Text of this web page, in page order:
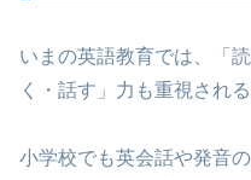
いまの英語教育では、「
く・話す」力も重視され
小学校でも英会話や発音